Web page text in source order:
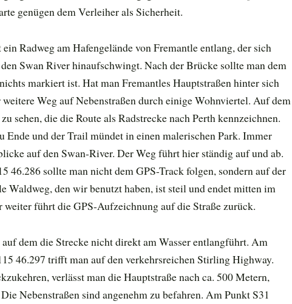
genügen dem Verleiher als Sicherheit.
Radweg am Hafengelände von Fremantle entlang, der sich
Swan River hinaufschwingt. Nach der Brücke sollte man dem
markiert ist. Hat man Fremantles Hauptstraßen hinter sich
weitere Weg auf Nebenstraßen durch einige Wohnviertel. Auf dem
sehen, die die Route als Radstrecke nach Perth kennzeichnen.
Ende und der Trail mündet in einen malerischen Park. Immer
auf den Swan-River. Der Weg führt hier ständig auf und ab.
46.286 sollte man nicht dem GPS-Track folgen, sondern auf der
Waldweg, den wir benutzt haben, ist steil und endet mitten im
führt die GPS-Aufzeichnung auf die Straße zurück.
dem die Strecke nicht direkt am Wasser entlangführt. Am
46.297 trifft man auf den verkehrsreichen Stirling Highway.
verlässt man die Hauptstraße nach ca. 500 Metern,
Nebenstraßen sind angenehm zu befahren. Am Punkt S31